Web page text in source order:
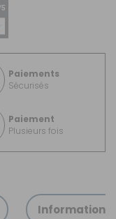
Paiements
Sécurisés
Paiement
Plusieurs fois
Informations